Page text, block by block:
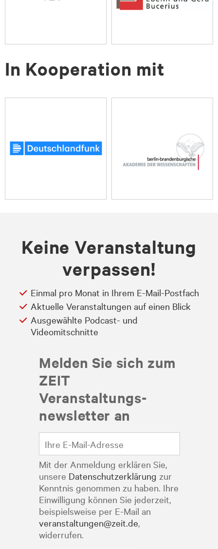
In Kooperation mit
Keine Veranstaltung
verpassen!
Einmal pro Monat in Ihrem E-Mail-Postfach
Aktuelle Veranstaltungen auf einen Blick
Ausgewählte Podcast- und
Videomitschnitte
Melden Sie sich zum
ZEIT
Veranstaltungs­
newsletter an
Mit der Anmeldung erklären Sie,
unsere Datenschutzerklärung zur
Kenntnis genommen zu haben. Ihre
Einwilligung können Sie jederzeit,
beispielsweise per E-Mail an
veranstaltungen@zeit.de,
widerrufen.